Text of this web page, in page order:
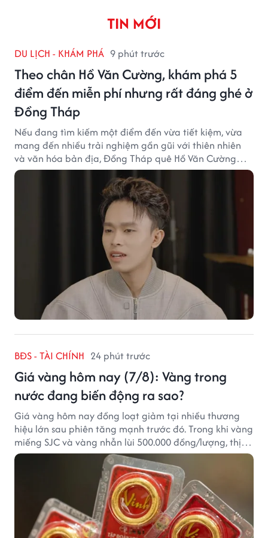
TIN MỚI
DU LỊCH - KHÁM PHÁ 9 phút trước
Theo chân Hồ Văn Cường, khám phá 5
điểm đến miễn phí nhưng rất đáng ghé ở
Đồng Tháp
Nếu đang tìm kiếm một điểm đến vừa tiết kiệm, vừa
mang đến nhiều trải nghiệm gần gũi với thiên nhiên
và văn hóa bản địa, Đồng Tháp quê Hồ Văn Cường
chắc chắn là lựa chọn đáng cân nhắc.
BĐS - TÀI CHÍNH 24 phút trước
Giá vàng hôm nay (7/8): Vàng trong
nước đang biến động ra sao?
Giá vàng hôm nay đồng loạt giảm tại nhiều thương
hiệu lớn sau phiên tăng mạnh trước đó. Trong khi vàng
miếng SJC và vàng nhẫn lùi 500.000 đồng/lượng, thị
trường vẫn duy trì mặt bằng giá cao, với sự chênh
lệch đáng kể giữa các doanh nghiệp.